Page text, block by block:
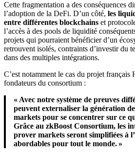
Cette fragmentation a des conséquences
l’adoption de la DeFi. D’un côté, les
entre différentes blockchains et
l’accès à des pools de liquidité
projets qui pourraient bénéficier d’un
retrouvent isolés, contraints d’investir du
dans des multiples intégrations.
C’est notamment le cas du projet français
fondateurs du consortium :
« Avec notre système de preuves
peuvent externaliser la génération
markets pour se concentrer sur ce
Grâce au zkBoost Consortium, les
prover markets seront simplifiées à
abordables pour tout le monde. »